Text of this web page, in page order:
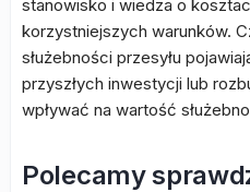
stanowisko i wiedza o
korzystniejszych warunków.
służebności przesyłu
przyszłych inwestycji lub
wpływać na wartość
Polecamy